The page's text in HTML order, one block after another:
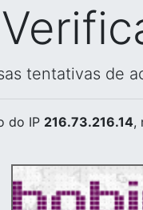
tentativas de
do IP 216.73.216.14,